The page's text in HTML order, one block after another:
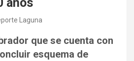
Laguna
que se cuenta con
esquema de